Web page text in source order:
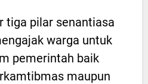
tiga pilar senantiasa
warga untuk
pemerintah baik
maupun